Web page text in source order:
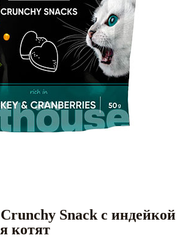
Snack с индейкой
котят